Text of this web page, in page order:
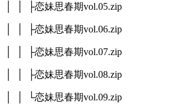
│ │ ├恋妹思春期vol.05.zip
│ │ ├恋妹思春期vol.06.zip
│ │ ├恋妹思春期vol.07.zip
│ │ ├恋妹思春期vol.08.zip
│ │ └恋妹思春期vol.09.zip